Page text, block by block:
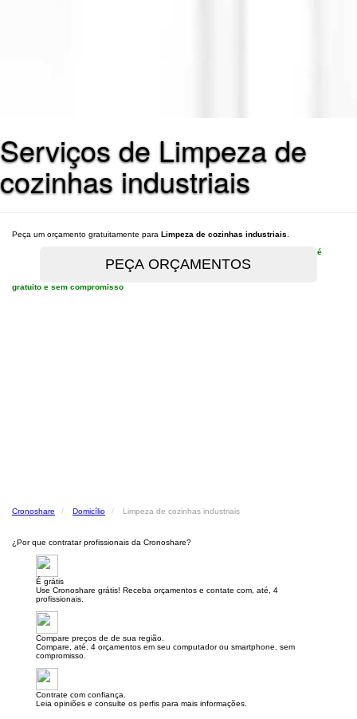
Serviços de Limpeza de
cozinhas industriais
Peça um orçamento gratuitamente para Limpeza de cozinhas industriais
é
gratuito e sem compromisso
Cronoshare Domicílio Limpeza de cozinhas industriais
¿Por que contratar profissionais da Cronoshare?
É grátis
Use Cronoshare grátis! Receba orçamentos e contate com, até, 4
profissionais.
Compare preços de de sua região.
Compare, até, 4 orçamentos em seu computador ou smartphone, sem
compromisso.
Contrate com confiança.
Leia opiniões e consulte os perfis para mais informações.